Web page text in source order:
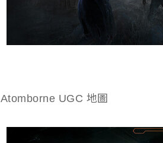
Atomborne UGC 地圖